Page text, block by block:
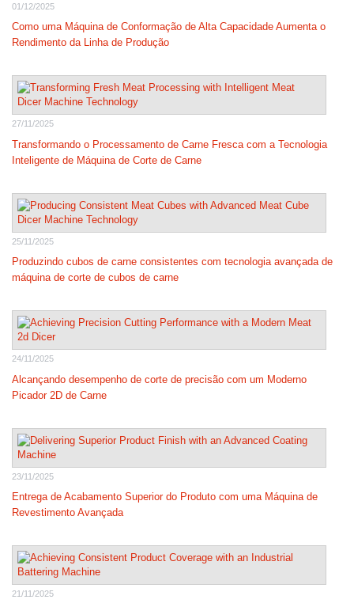
01/12/2025
Como uma Máquina de Conformação de Alta Capacidade Aumenta o
Rendimento da Linha de Produção
27/11/2025
Transformando o Processamento de Carne Fresca com a Tecnologia
Inteligente de Máquina de Corte de Carne
25/11/2025
Produzindo cubos de carne consistentes com tecnologia avançada de
máquina de corte de cubos de carne
24/11/2025
Alcançando desempenho de corte de precisão com um Moderno
Picador 2D de Carne
23/11/2025
Entrega de Acabamento Superior do Produto com uma Máquina de
Revestimento Avançada
21/11/2025